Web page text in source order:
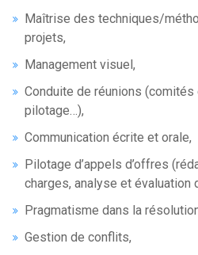
Maîtrise des techniques/
projets,
Management visuel,
Conduite de réunions
pilotage…),
Communication écrite et orale,
Pilotage d’appels d’offres
charges, analyse et évaluation
Pragmatisme dans la
Gestion de conflits,